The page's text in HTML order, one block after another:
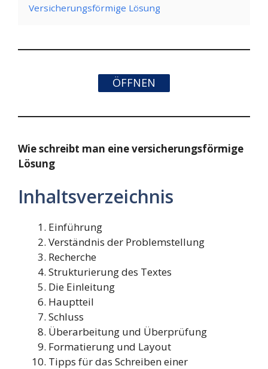
Versicherungsförmige Lösung
ÖFFNEN
Wie schreibt man eine versicherungsförmige
Lösung
Inhaltsverzeichnis
Einführung
Verständnis der Problemstellung
Recherche
Strukturierung des Textes
Die Einleitung
Hauptteil
Schluss
Überarbeitung und Überprüfung
Formatierung und Layout
Tipps für das Schreiben einer